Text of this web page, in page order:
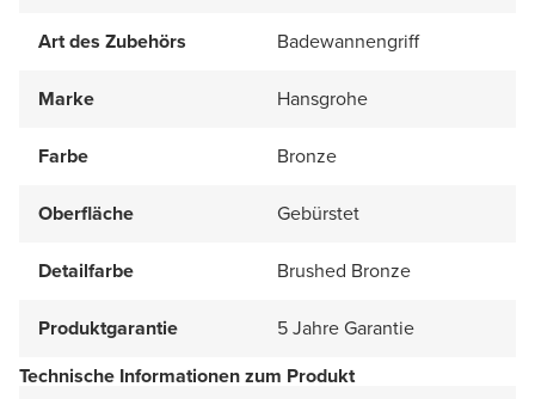
Art des Zubehörs Badewannengriff
Marke Hansgrohe
Farbe Bronze
Oberfläche Gebürstet
Detailfarbe Brushed Bronze
Produktgarantie
5 Jahre Garantie
Technische Informationen zum Produkt